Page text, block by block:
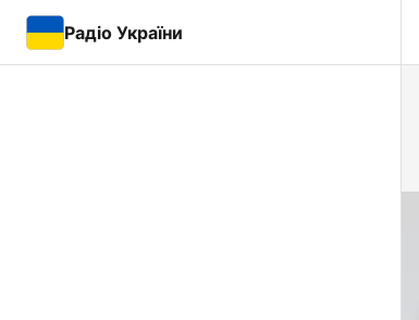
Радіо України